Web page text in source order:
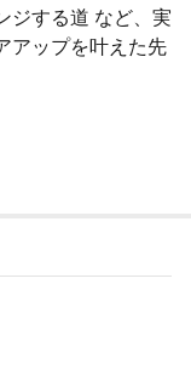
ジする道 など、実
アップを叶えた先